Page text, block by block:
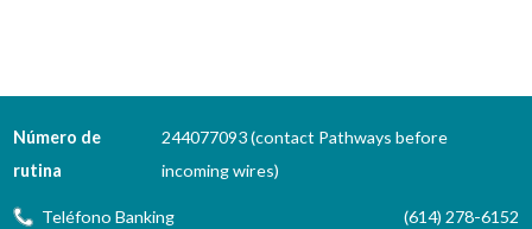
Número de
rutina
244077093 (contact Pathways before
incoming wires)
Teléfono Banking (614) 278-6152